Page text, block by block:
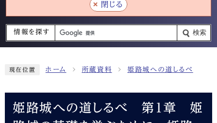
閉じる
情報を探す 検索
現在位置 ホーム 所蔵資料 姫路城への道しるべ
姫路城への道しるべ 第1章 姫